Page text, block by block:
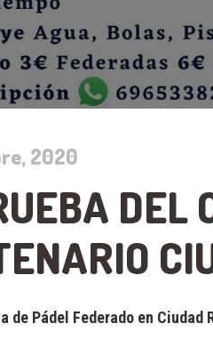
2020
DEL
de Pádel Federado en Ciudad